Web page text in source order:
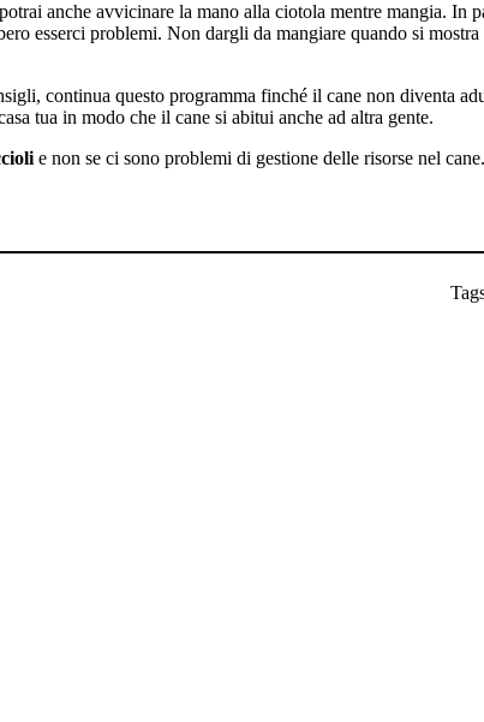
anche avvicinare la mano alla ciotola mentre mangia.
esserci problemi. Non dargli da mangiare quando si
continua questo programma finché il cane non diventa
tua in modo che il cane si abitui anche ad altra gente.
e non se ci sono problemi di gestione delle risorse nel